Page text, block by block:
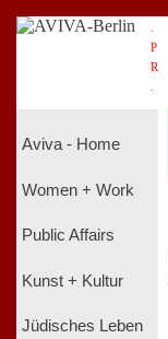
P
R
Aviva - Home
Women + Work
Public Affairs
Kunst + Kultur
Jüdisches Leben